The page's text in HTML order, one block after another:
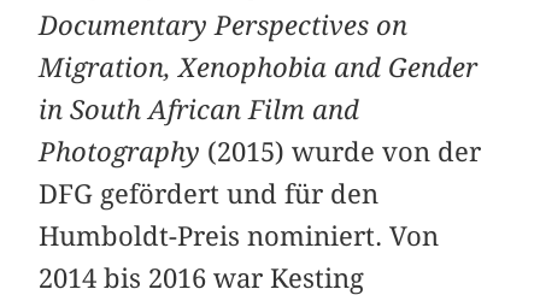
Documentary Perspectives on
Migration, Xenophobia and Gender
in South African Film and
Photography (2015) wurde von der
DFG gefördert und für den
Humboldt-Preis nominiert. Von
2014 bis 2016 war Kesting